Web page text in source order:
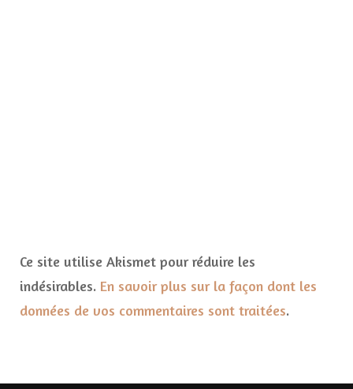
Ce site utilise Akismet pour réduire les
indésirables. En savoir plus sur la façon dont les
données de vos commentaires sont traitées.